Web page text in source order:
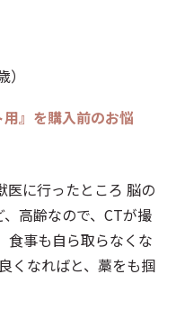
用』を購入前のお悩
医に行ったところ 脳の
高齢なので、CTが撮
食事も自ら取らなくな
くなればと、藁をも掴